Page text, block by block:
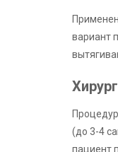
вариант
(до 3-4
пациент